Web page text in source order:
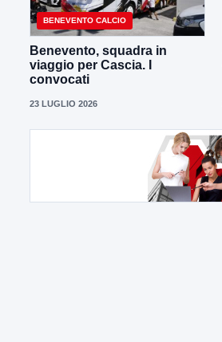
BENEVENTO CALCIO
Benevento, squadra in
viaggio per Cascia. I
convocati
23 LUGLIO 2026